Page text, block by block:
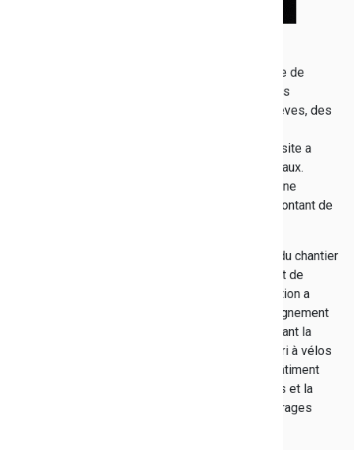
Le 13 décembre, une visite de chantier du collège de
Bandol a été réalisée en présence des conseillers
départementaux du canton, des délégués des élèves, des
enseignante et des élus de la commune. Cette visite a
permis de présenter l'état d'avancement des travaux.
Rappelons que le Département a lancé en 2017 une
restructuration totale du collège Raimu pour un montant de
Après une phase de préparation et d'installation du chantier
de septembre à décembre 2017, de démolition et de
désamiantage au premier trimestre 2018, l'opération a
consisté à réhabiliter les deux bâtiments d'enseignement
et le restaurant scolaire, démolir le bâtiment abritant la
SEGPA, les logements, le préau, les garages, l’abri à vélos
et le passage couvert existant et construire un bâtiment
neuf, qui regroupe la partie SEGPA, les logements et la
salle polyvalente, des coursives et de petits ouvrages